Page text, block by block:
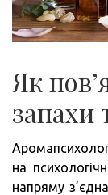
Як
запахи
на
напряму